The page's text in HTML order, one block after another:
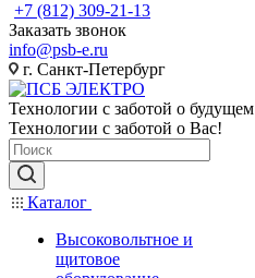
+7 (812) 309-21-13
Заказать звонок
info@psb-e.ru
г. Санкт-Петербург
Технологии с заботой о будущем
Технологии с заботой о Вас!
Каталог
Высоковольтное и
щитовое